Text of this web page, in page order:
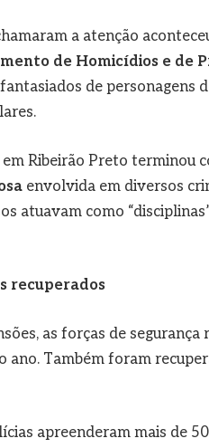
a atenção
de Homicídios e de
de personagens
Ribeirão Preto terminou
envolvida em diversos
atuavam como
recuperados
as forças de
ano. Também foram
apreenderam mais de